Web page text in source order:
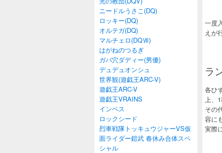
ニードルうさこ(DQ)
ロッキー(DQ)
オルテガ(DQ)
マルチェロ(DQⅦ)
はがねのつるぎ
ガバ穴ダディー(男優)
デュデュオンシュ
世界観(遊戯王ARC-V)
遊戯王ARC-V
遊戯王VRAINS
インベス
ロックシード
烈車戦隊トッキュウジャーVS仮
面ライダー鎧武 春休み合体スペ
シャル
一度
えが
ラ
各ひ
上、
その
容に
実際